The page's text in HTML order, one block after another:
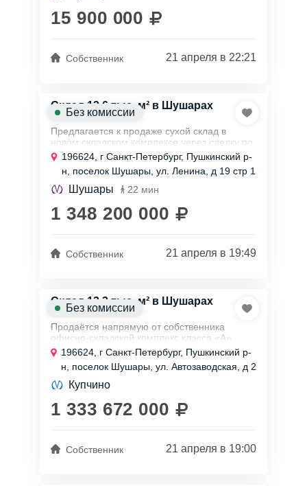
15 900 000
Собственник 21 апреля в 22:21
Склад 13,6 тыс. м² в Шушарах
Предлагается к продаже сухой склад в
новом складском комплексе через сделку по
продаже юридического лица. Получено
заключение о соответствии (ЗОС), ввод в...
196624, г Санкт-Петербург, Пушкинский р-
н, поселок Шушары, ул. Ленина, д 19 стр 1
Шушары 22 мин
1 348 200 000
Собственник 21 апреля в 19:49
Без комиссии
Склад 13,3 тыс. м² в Шушарах
Продаётся напрямую от собственника
офисно-складской комплекс класса «А»
общей площадью 13 334 м². Здание с шагом
колонн 12×24 м, рабочей высотой потолка
12,4 м и...
196624, г Санкт-Петербург, Пушкинский р-
н, поселок Шушары, ул. Автозаводская, д 2
литера А
Купчино
1 333 672 000
Собственник 21 апреля в 19:00
Без комиссии